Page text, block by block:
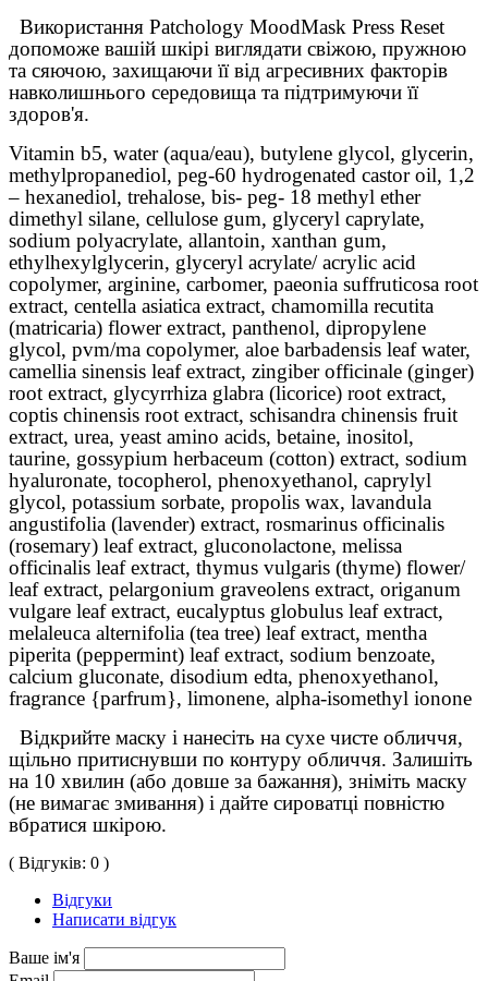
Використання Patchology MoodMask Press Reset
допоможе вашій шкірі виглядати свіжою, пружною
та сяючою, захищаючи її від агресивних факторів
навколишнього середовища та підтримуючи її
здоров'я.
Vitamin b5, water (aqua/eau), butylene glycol, glycerin,
methylpropanediol, peg-60 hydrogenated castor oil, 1,2
– hexanediol, trehalose, bis- peg- 18 methyl ether
dimethyl silane, cellulose gum, glyceryl caprylate,
sodium polyacrylate, allantoin, xanthan gum,
ethylhexylglycerin, glyceryl acrylate/ acrylic acid
copolymer, arginine, carbomer, paeonia suffruticosa root
extract, centella asiatica extract, chamomilla recutita
(matricaria) flower extract, panthenol, dipropylene
glycol, pvm/ma copolymer, aloe barbadensis leaf water,
camellia sinensis leaf extract, zingiber officinale (ginger)
root extract, glycyrrhiza glabra (licorice) root extract,
coptis chinensis root extract, schisandra chinensis fruit
extract, urea, yeast amino acids, betaine, inositol,
taurine, gossypium herbaceum (cotton) extract, sodium
hyaluronate, tocopherol, phenoxyethanol, caprylyl
glycol, potassium sorbate, propolis wax, lavandula
angustifolia (lavender) extract, rosmarinus officinalis
(rosemary) leaf extract, gluconolactone, melissa
officinalis leaf extract, thymus vulgaris (thyme) flower/
leaf extract, pelargonium graveolens extract, origanum
vulgare leaf extract, eucalyptus globulus leaf extract,
melaleuca alternifolia (tea tree) leaf extract, mentha
piperita (peppermint) leaf extract, sodium benzoate,
calcium gluconate, disodium edta, phenoxyethanol,
fragrance {parfrum}, limonene, alpha-isomethyl ionone
Відкрийте маску і нанесіть на сухе чисте обличчя,
щільно притиснувши по контуру обличчя. Залишіть
на 10 хвилин (або довше за бажання), зніміть маску
(не вимагає змивання) і дайте сироватці повністю
вбратися шкірою.
( Відгуків: 0 )
Відгуки
Написати відгук
Ваше ім'я